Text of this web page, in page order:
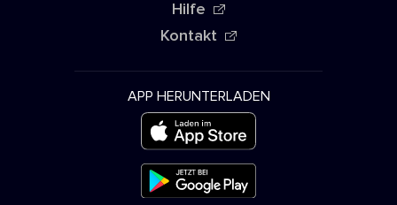
Hilfe
Kontakt
APP HERUNTERLADEN